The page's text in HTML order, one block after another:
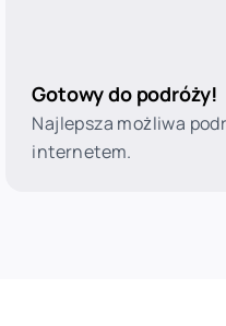
Gotowy do podróży!
Najlepsza możliwa
internetem.